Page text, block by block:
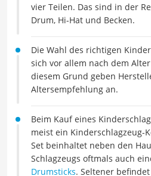
vier Teilen. Das sind in der
Drum, Hi-Hat und Becken.
Die Wahl des richtigen
sich vor allem nach dem
diesem Grund geben
Altersempfehlung an.
Beim Kauf eines
meist ein Kinderschlagzeug-
Set beinhaltet neben den
Schlagzeugs oftmals auch
Drumsticks. Seltener